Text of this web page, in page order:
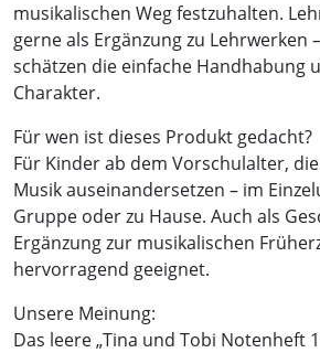
musikalischen Weg festzuhalten.
gerne als Ergänzung zu Lehrwerken
schätzen die einfache Handhabung
Charakter.
Für wen ist dieses Produkt gedacht?
Für Kinder ab dem Vorschulalter,
Musik auseinandersetzen – im
Gruppe oder zu Hause. Auch als
Ergänzung zur musikalischen
hervorragend geeignet.
Unsere Meinung:
Das leere „Tina und Tobi Notenheft